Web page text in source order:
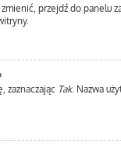
przejdź do panelu
zaznaczając Tak. Nazwa